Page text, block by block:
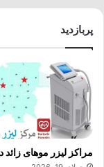
پربازدید
مراکز لیزر موهای زائد